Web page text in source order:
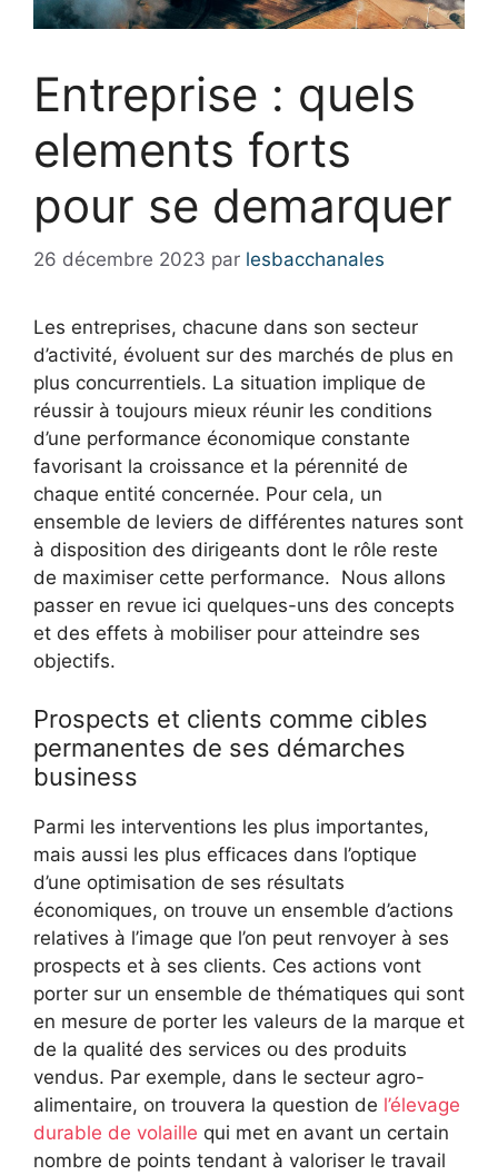
Entreprise : quels
elements forts
pour se demarquer
26 décembre 2023 par lesbacchanales
Les entreprises, chacune dans son secteur
d’activité, évoluent sur des marchés de plus en
plus concurrentiels. La situation implique de
réussir à toujours mieux réunir les conditions
d’une performance économique constante
favorisant la croissance et la pérennité de
chaque entité concernée. Pour cela, un
ensemble de leviers de différentes natures sont
à disposition des dirigeants dont le rôle reste
de maximiser cette performance. Nous allons
passer en revue ici quelques-uns des concepts
et des effets à mobiliser pour atteindre ses
objectifs.
Prospects et clients comme cibles
permanentes de ses démarches
business
Parmi les interventions les plus importantes,
mais aussi les plus efficaces dans l’optique
d’une optimisation de ses résultats
économiques, on trouve un ensemble d’actions
relatives à l’image que l’on peut renvoyer à ses
prospects et à ses clients. Ces actions vont
porter sur un ensemble de thématiques qui sont
en mesure de porter les valeurs de la marque et
de la qualité des services ou des produits
vendus. Par exemple, dans le secteur agro-
alimentaire, on trouvera la question de l’élevage
durable de volaille qui met en avant un certain
nombre de points tendant à valoriser le travail